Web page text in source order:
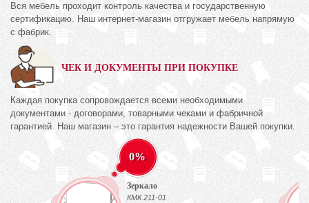
Вся мебель проходит контроль качества и государственную
сертификацию. Наш интернет-магазин отгружает мебель напрямую
с фабрик.
ЧЕК И ДОКУМЕНТЫ ПРИ ПОКУПКЕ
Каждая покупка сопровождается всеми необходимыми
документами - договорами, товарными чеками и фабричной
гарантией. Наш магазин – это гарантия надежности Вашей покупки.
0%
Зеркало
КМК 211-01